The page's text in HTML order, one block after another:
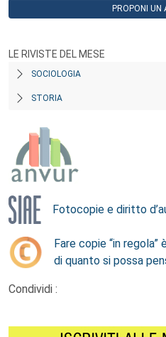
PROPONI UN
LE RIVISTE DEL MESE
SOCIOLOGIA
STORIA
Fotocopie e diritto
Fare copie “in regola”
di quanto si possa
Condividi :